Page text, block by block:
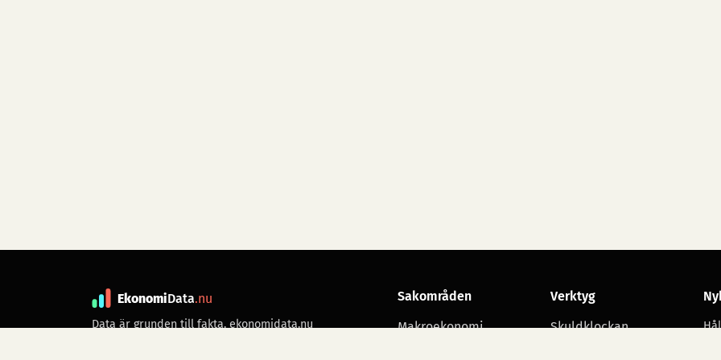
EkonomiData.nu
Data är grunden till fakta. ekonomidata.nu
Sakområden
Makroekonomi
Verktyg
Skuldklockan